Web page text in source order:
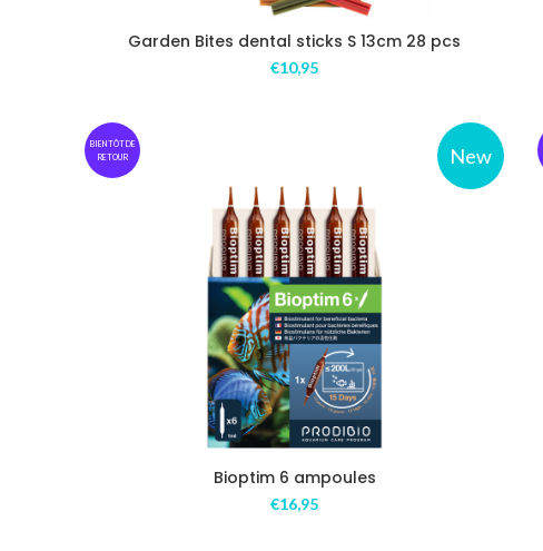
Garden Bites dental sticks S 13cm 28 pcs
€10,95
New
BIENTÔT DE
RETOUR
Bioptim 6 ampoules
€16,95